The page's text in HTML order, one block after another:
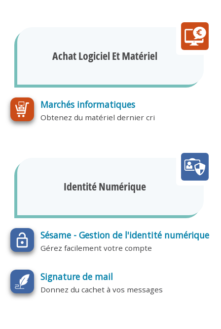
Achat Logiciel Et Matériel
Marchés informatiques
Obtenez du matériel dernier cri
Identité Numérique
Sésame - Gestion de l'identité numérique
Gérez facilement votre compte
Signature de mail
Donnez du cachet à vos messages